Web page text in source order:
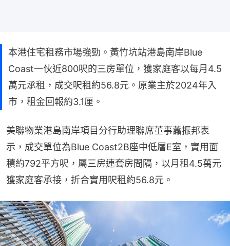
本港住宅租務市場強勁。黃竹坑站港島南岸Blue
Coast一伙近800呎的三房單位，獲家庭客以每月4.5
萬元承租，成交呎租約56.8元。原業主於2024年入
市，租金回報約3.1厘。
美聯物業港島南岸項目分行助理聯席董事蕭振邦表
示，成交單位為Blue Coast2B座中低層E室，實用面
積約792平方呎，屬三房連套房間隔，以月租4.5萬元
獲家庭客承接，折合實用呎租約56.8元。